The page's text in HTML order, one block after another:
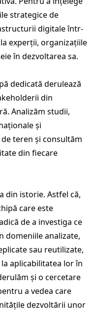
strategice de
digitale într-
experții, organizațiile
în dezvoltarea sa.
dedicată derulează
din
Analizăm studii,
și
teren și consultăm
din fiecare
din istorie. Astfel că,
care este
de a investiga ce
domeniile analizate,
sau reutilizate,
aplicabilitatea lor în
și o cercetare
a vedea care
dezvoltării unor